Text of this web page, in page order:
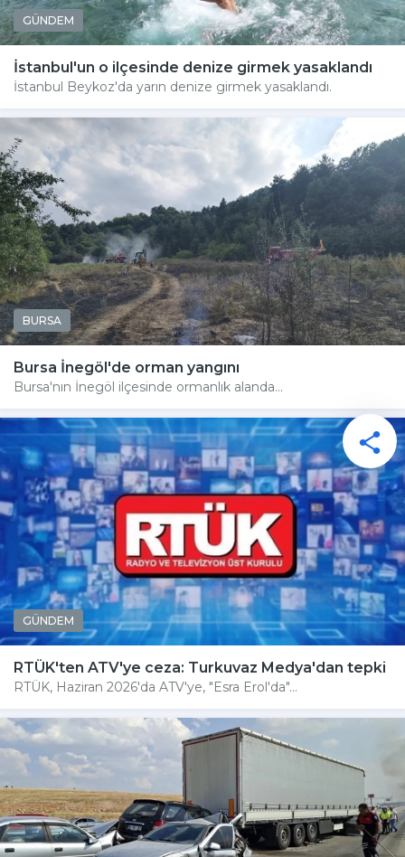
GÜNDEM
İstanbul'un o ilçesinde denize girmek yasaklandı
İstanbul Beykoz'da yarın denize girmek yasaklandı.
BURSA
Bursa İnegöl'de orman yangını
Bursa'nın İnegöl ilçesinde ormanlık alanda...
GÜNDEM
RTÜK'ten ATV'ye ceza: Turkuvaz Medya'dan tepki
RTÜK, Haziran 2026'da ATV'ye, "Esra Erol'da"...